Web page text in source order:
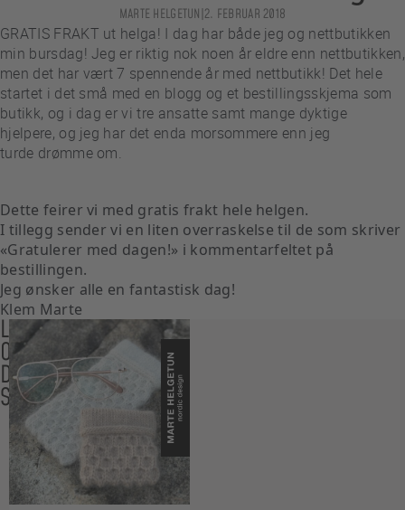
MARTE HELGETUN|2. FEBRUAR 2018
GRATIS FRAKT ut helga! I dag har både jeg og nettbutikken
min bursdag! Jeg er riktig nok noen år eldre enn nettbutikken,
men det har vært 7 spennende år med nettbutikk! Det hele
startet i det små med en blogg og et bestillingsskjema som
butikk, og i dag er vi tre ansatte samt mange dyktige
hjelpere, og jeg har det enda morsommere enn jeg
turde drømme om.
Dette feirer vi med gratis frakt hele helgen.
I tillegg sender vi en liten overraskelse til de som skriver
«Gratulerer med dagen!» i kommentarfeltet på
bestillingen.
Jeg ønsker alle en fantastisk dag!
Klem Marte
LES
OGSÅ
DISSE
SAKENE